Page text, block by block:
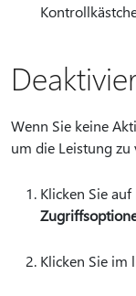
Wenn Sie keine
um die Leistung zu
Klicken Sie auf
Klicken Sie im